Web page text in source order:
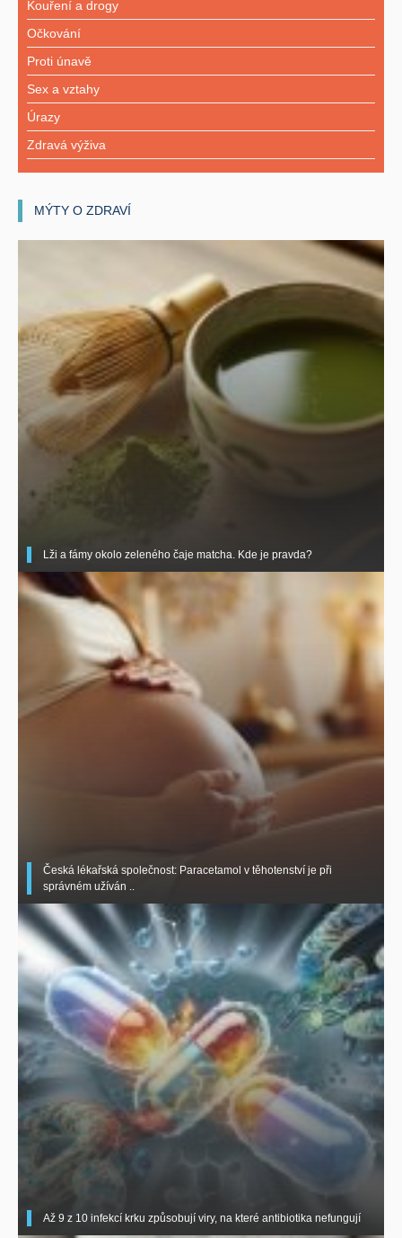
Kouření a drogy
Očkování
Proti únavě
Sex a vztahy
Úrazy
Zdravá výživa
MÝTY O ZDRAVÍ
Lži a fámy okolo zeleného čaje matcha. Kde je pravda?
Česká lékařská společnost: Paracetamol v těhotenství je při
správném užíván ..
Až 9 z 10 infekcí krku způsobují viry, na které antibiotika nefungují